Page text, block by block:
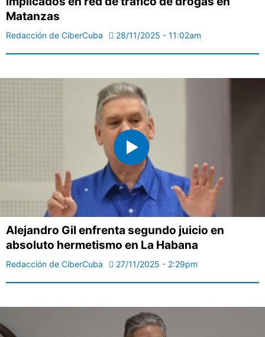
Matanzas
Redacción de CiberCuba 28/11/2025 - 11:02am
Alejandro Gil enfrenta segundo juicio en
absoluto hermetismo en La Habana
Redacción de CiberCuba 27/11/2025 - 2:29pm